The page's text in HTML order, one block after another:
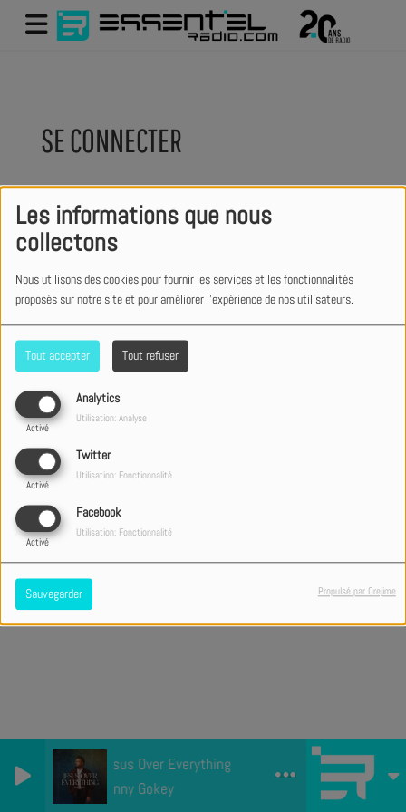
Les informations que nous
collectons
Nous utilisons des cookies pour fournir les services et les fonctionnalités
proposés sur notre site et pour améliorer l'expérience de nos utilisateurs.
Tout accepter Tout refuser
Analytics
Activé
Utilisation: Analyse
Twitter
Activé
Utilisation: Fonctionnalité
Facebook
Activé
Utilisation: Fonctionnalité
Sauvegarder Propulsé par Orejime
Jesus Over Everything
Danny Gokey
SE CONNECTER
Créer un compte
Email
(L’email est obligatoire )
Mot de passe
(Le mot de passe est obligatoire)
Se connecter
Mot de passe oublié ?